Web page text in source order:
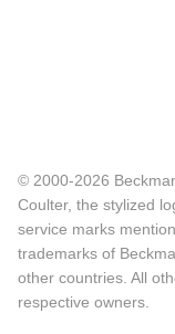
© 2000-2026
Coulter, the stylized
service marks
trademarks of
other countries. All
respective owners.